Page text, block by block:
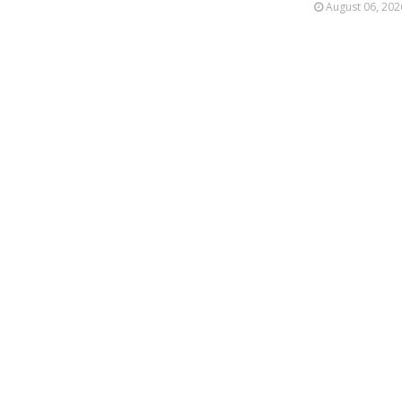
August 06,